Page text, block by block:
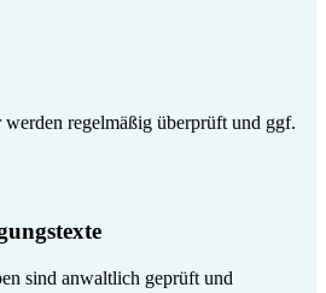
regelmäßig überprüft und ggf.
sind anwaltlich geprüft und